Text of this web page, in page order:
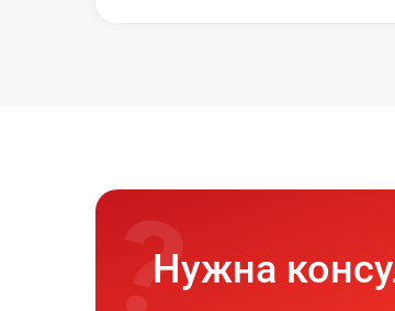
Нужна